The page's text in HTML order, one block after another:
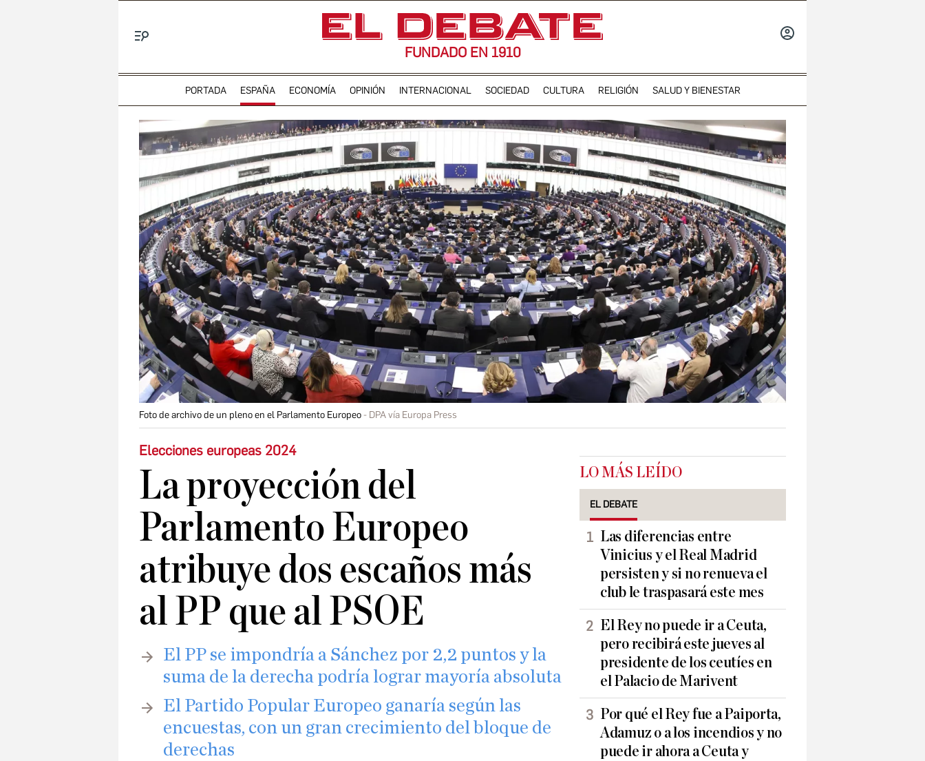
FUNDADO EN 1910
PORTADA ESPAÑA ECONOMÍA OPINIÓN INTERNACIONAL SOCIEDAD CULTURA RELIGIÓN SALUD Y BIENESTAR
Foto de archivo de un pleno en el Parlamento Europeo DPA vía Europa Press
Elecciones europeas 2024
La proyección del
Parlamento Europeo
atribuye dos escaños más
al PP que al PSOE
El PP se impondría a Sánchez por 2,2 puntos y la
suma de la derecha podría lograr mayoría absoluta
El Partido Popular Europeo ganaría según las
encuestas, con un gran crecimiento del bloque de
derechas
LO MÁS LEÍDO
EL DEBATE
Las diferencias entre
Vinicius y el Real Madrid
persisten y si no renueva el
club le traspasará este mes
El Rey no puede ir a Ceuta,
pero recibirá este jueves al
presidente de los ceutíes en
el Palacio de Marivent
Por qué el Rey fue a Paiporta,
Adamuz o a los incendios y no
puede ir ahora a Ceuta y